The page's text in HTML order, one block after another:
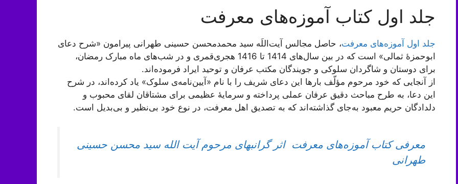
جلد اول کتاب آموزه‌های معرفت
جلد اول آموزه‌های معرفت، حاصل مجالس آیت‌اللَه سید محمدمحسن حسینی طهرانی پیرامون «شرح دعای
ابوحمزۀ ثمالی» است که در بین سال‌های 1414 تا 1416 هجری‌قمری و در شب‌های ماه مبارک رمضان،
برای دوستان و شاگردان سلوکی و جویندگان مکتب عرفان و توحید ایراد فرموده‌اند.
از آنجایی که خود مرحوم مؤلّف بارها این دعای شریف را با نام «آیین‌نامه‌ی سلوک» یاد کرده‌اند، در شرح
این دعا، به طرح مباحث دقیق عرفان عملی پرداخته و سرمایۀ عظیمی برای مشتاقان لقای محبوب و
دلدادگان حریم معبود به‌جای گذاشته‌اند که به تصدیق اهل معرفت، در نوع خود بی‌نظیر و بی‌بدیل است.
معرفی کتاب آموزه‌های معرفت اثر گرانبهای مرحوم آیت الله سید محسن حسینی
طهرانی